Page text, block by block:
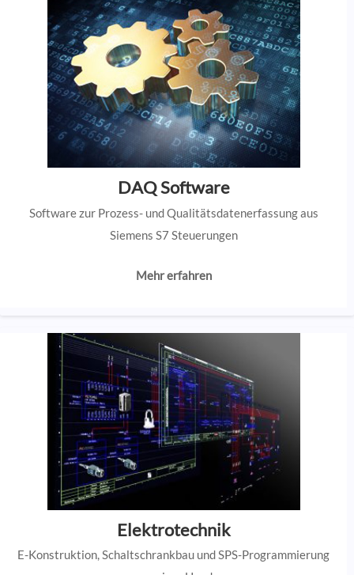
DAQ Software
Software zur Prozess- und Qualitätsdatenerfassung aus
Siemens S7 Steuerungen
Mehr erfahren
Elektrotechnik
E-Konstruktion, Schaltschrankbau und SPS-Programmierung